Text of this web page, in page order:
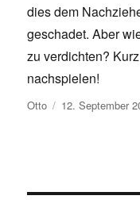
dies dem
geschadet. Aber
zu verdichten?
nachspielen!
Autor
Otto Veröffentlicht
am
12. September